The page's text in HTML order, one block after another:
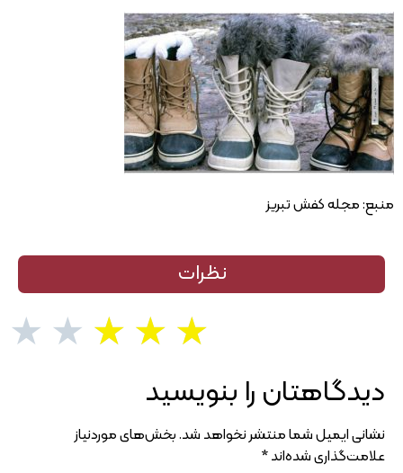
منبع: مجله کفش تبریز
نظرات
★
★
★
★
★
دیدگاهتان را بنویسید
نشانی ایمیل شما منتشر نخواهد شد.بخش‌های موردنیاز
علامت‌گذاری شده‌اند*